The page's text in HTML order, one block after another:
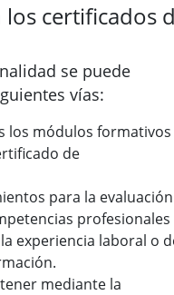
certificados
se puede
vías:
los módulos formativos
de
para la
profesionales
experiencia laboral o
mediante la